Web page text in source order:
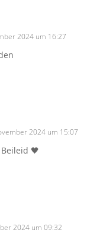
2024 um 16:27
2024 um 15:07
🖤
2024 um 09:32